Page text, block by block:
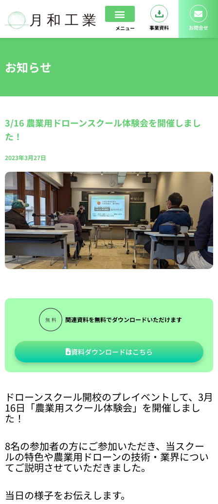
を
ス
プ
メニュー 事業資料 お問合せ
お知らせ
3/16 農業用ドローンスクール体験会を開催しまし
た！
2023年3月27日
関連資料を無料でダウンロードいただけます
資料ダウンロードはこちら
ドローンスクール開校のプレイベントして、3月
16日「農業用スクール体験会」を開催しまし
た！
8名の参加者の方にご参加いただき、当スクー
ルの特色や農業用ドローンの技術・業界につい
てご説明させていただきました。
当日の様子をお伝えします。